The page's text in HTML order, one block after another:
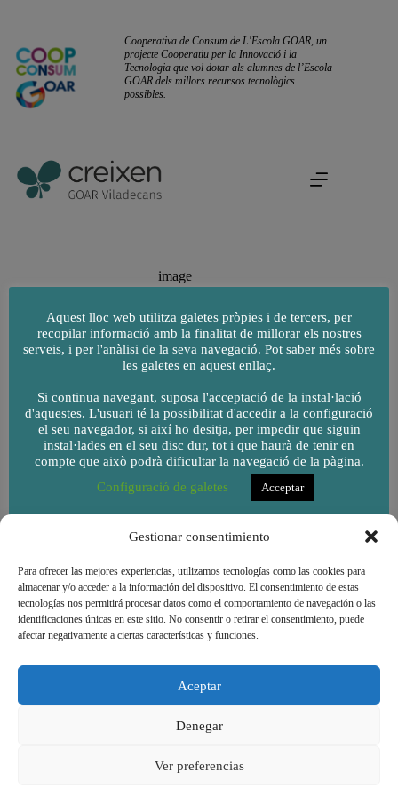
Gestionar consentimiento
Para ofrecer las mejores experiencias, utilizamos tecnologías como las cookies para
almacenar y/o acceder a la información del dispositivo. El consentimiento de estas
tecnologías nos permitirá procesar datos como el comportamiento de navegación o las
identificaciones únicas en este sitio. No consentir o retirar el consentimiento, puede
afectar negativamente a ciertas características y funciones.
Aceptar
Denegar
Ver preferencias
Cooperativa de Consum de L'Escola GOAR, un
projecte Cooperatiu per la Innovació i la
Tecnologia que vol dotar als alumnes de l’Escola
GOAR dels millors recursos tecnològics
possibles.
image
Cooperativa de consum de l'Escola Goar - Copyright
Aquest lloc web utilitza galetes pròpies i de tercers, per
recopilar informació amb la finalitat de millorar els nostres
serveis, i per l'anàlisi de la seva navegació. Pot saber més sobre
les galetes en aquest enllaç.
Si continua navegant, suposa l'acceptació de la instal·lació
d'aquestes. L'usuari té la possibilitat d'accedir a la configuració
el seu navegador, si així ho desitja, per impedir que siguin
instal·lades en el seu disc dur, tot i que haurà de tenir en
compte que això podrà dificultar la navegació de la pàgina.
Configuració de galetes
Acceptar